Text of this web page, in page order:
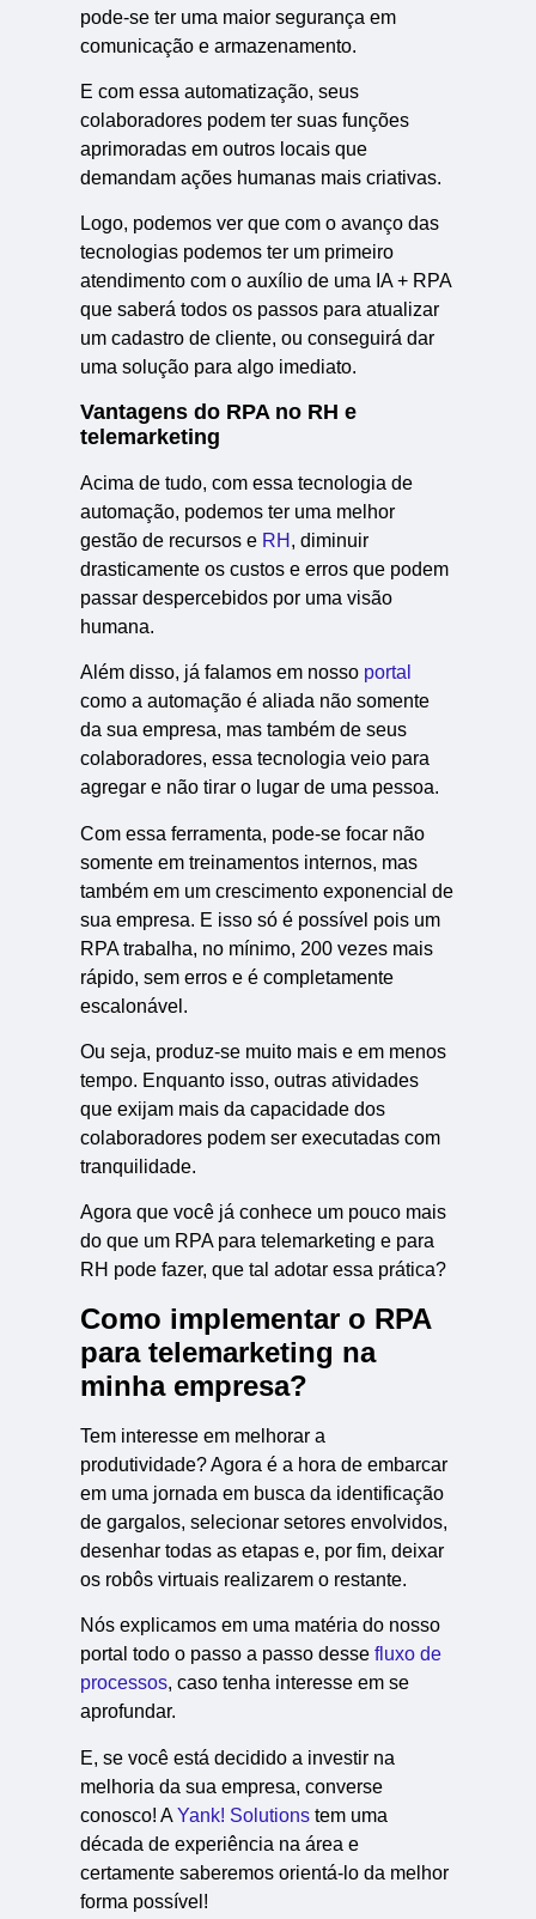
pode-se ter uma maior segurança em
comunicação e armazenamento.
E com essa automatização, seus
colaboradores podem ter suas funções
aprimoradas em outros locais que
demandam ações humanas mais criativas.
Logo, podemos ver que com o avanço das
tecnologias podemos ter um primeiro
atendimento com o auxílio de uma IA + RPA
que saberá todos os passos para atualizar
um cadastro de cliente, ou conseguirá dar
uma solução para algo imediato.
Vantagens do RPA no RH e
telemarketing
Acima de tudo, com essa tecnologia de
automação, podemos ter uma melhor
gestão de recursos e RH , diminuir
drasticamente os custos e erros que podem
passar despercebidos por uma visão
humana.
Além disso, já falamos em nosso portal
como a automação é aliada não somente
da sua empresa, mas também de seus
colaboradores, essa tecnologia veio para
agregar e não tirar o lugar de uma pessoa.
Com essa ferramenta, pode-se focar não
somente em treinamentos internos, mas
também em um crescimento exponencial de
sua empresa. E isso só é possível pois um
RPA trabalha, no mínimo, 200 vezes mais
rápido, sem erros e é completamente
escalonável.
Ou seja, produz-se muito mais e em menos
tempo. Enquanto isso, outras atividades
que exijam mais da capacidade dos
colaboradores podem ser executadas com
tranquilidade.
Agora que você já conhece um pouco mais
do que um RPA para telemarketing e para
RH pode fazer, que tal adotar essa prática?
Como implementar o RPA
para telemarketing na
minha empresa?
Tem interesse em melhorar a
produtividade? Agora é a hora de embarcar
em uma jornada em busca da identificação
de gargalos, selecionar setores envolvidos,
desenhar todas as etapas e, por fim, deixar
os robôs virtuais realizarem o restante.
Nós explicamos em uma matéria do nosso
portal todo o passo a passo desse fluxo de
processos, caso tenha interesse em se
aprofundar.
E, se você está decidido a investir na
melhoria da sua empresa, converse
conosco! AYank! Solutions tem uma
década de experiência na área e
certamente saberemos orientá-lo da melhor
forma possível!